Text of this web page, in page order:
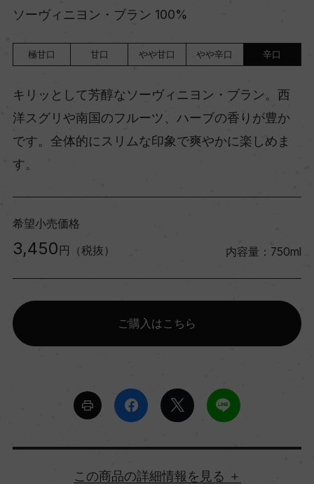
ソーヴィニヨン・ブラン 100%
極甘口 甘口 やや甘口 やや辛口 辛口
キリッとして芳醇なソーヴィニヨン・ブラン。西
洋スグリや南国のフルーツ、ハーブの香りが豊か
です。全体的にスリムな印象で爽やかに楽しめま
す。
希望小売価格
3,450 円（税抜） 内容量：750ml
ご購入はこちら
詳細情報